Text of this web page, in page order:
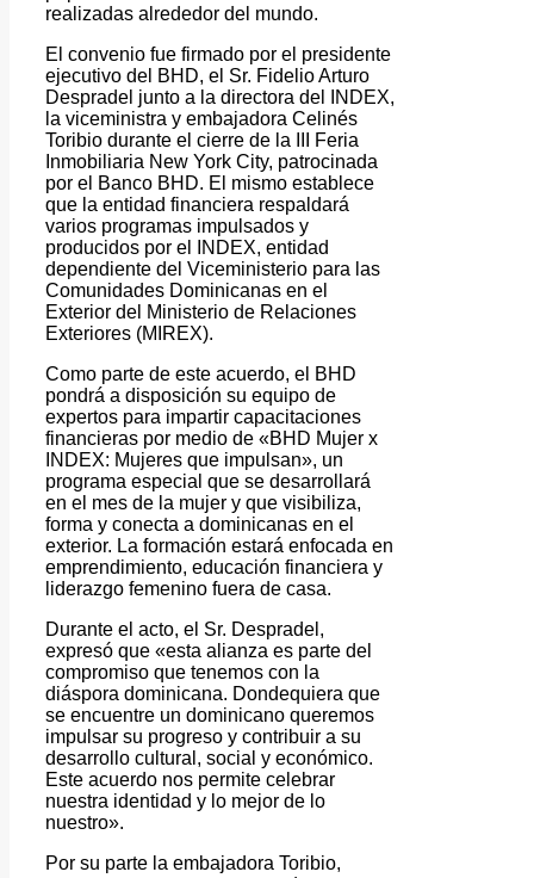
realizadas alrededor del mundo.
El convenio fue firmado por el presidente
ejecutivo del BHD, el Sr. Fidelio Arturo
Despradel junto a la directora del INDEX,
la viceministra y embajadora Celinés
Toribio durante el cierre de la III Feria
Inmobiliaria New York City, patrocinada
por el Banco BHD. El mismo establece
que la entidad financiera respaldará
varios programas impulsados y
producidos por el INDEX, entidad
dependiente del Viceministerio para las
Comunidades Dominicanas en el
Exterior del Ministerio de Relaciones
Exteriores (MIREX).
Como parte de este acuerdo, el BHD
pondrá a disposición su equipo de
expertos para impartir capacitaciones
financieras por medio de «BHD Mujer x
INDEX: Mujeres que impulsan», un
programa especial que se desarrollará
en el mes de la mujer y que visibiliza,
forma y conecta a dominicanas en el
exterior. La formación estará enfocada en
emprendimiento, educación financiera y
liderazgo femenino fuera de casa.
Durante el acto, el Sr. Despradel,
expresó que «esta alianza es parte del
compromiso que tenemos con la
diáspora dominicana. Dondequiera que
se encuentre un dominicano queremos
impulsar su progreso y contribuir a su
desarrollo cultural, social y económico.
Este acuerdo nos permite celebrar
nuestra identidad y lo mejor de lo
nuestro».
Por su parte la embajadora Toribio,